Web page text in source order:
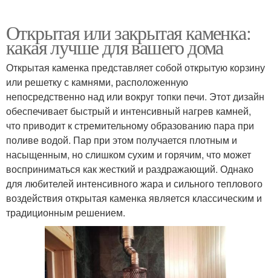
Открытая или закрытая каменка:
какая лучше для вашего дома
Открытая каменка представляет собой открытую корзину
или решетку с камнями, расположенную
непосредственно над или вокруг топки печи. Этот дизайн
обеспечивает быстрый и интенсивный нагрев камней,
что приводит к стремительному образованию пара при
поливе водой. Пар при этом получается плотным и
насыщенным, но слишком сухим и горячим, что может
восприниматься как жесткий и раздражающий. Однако
для любителей интенсивного жара и сильного теплового
воздействия открытая каменка является классическим и
традиционным решением.